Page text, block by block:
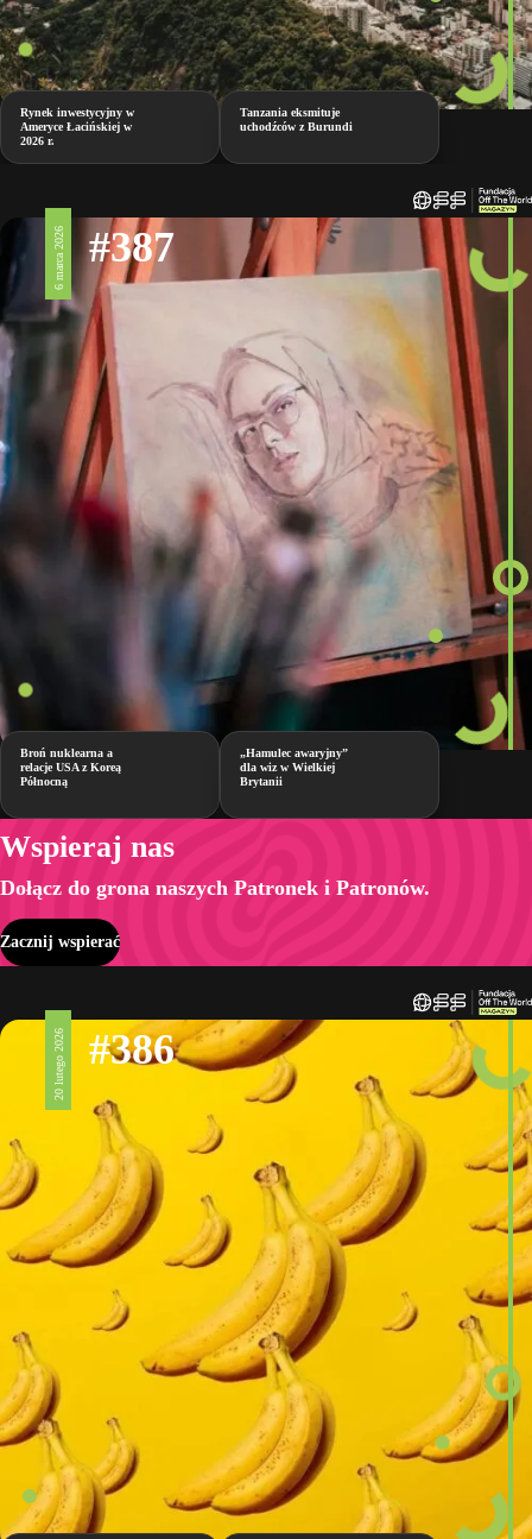
Rynek inwestycyjny w
Ameryce Łacińskiej w
2026 r.
Tanzania eksmituje
uchodźców z Burundi
6 marca 2026 #387
Broń nuklearna a
relacje USA z Koreą
Północną
„Hamulec awaryjny”
dla wiz w Wielkiej
Brytanii
Wspieraj nas
Dołącz do grona naszych Patronek i Patronów.
Zacznij wspierać
20 lutego 2026 #386